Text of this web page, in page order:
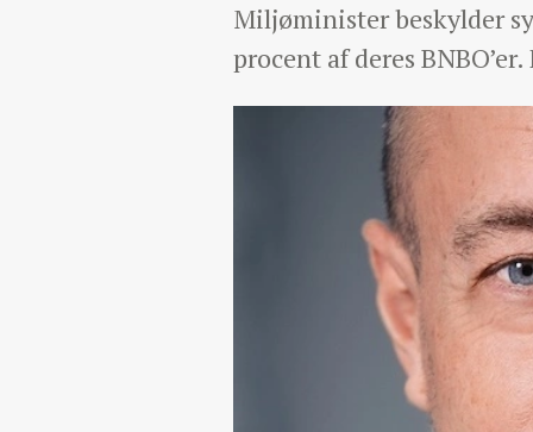
Miljøminister beskylder
procent af deres